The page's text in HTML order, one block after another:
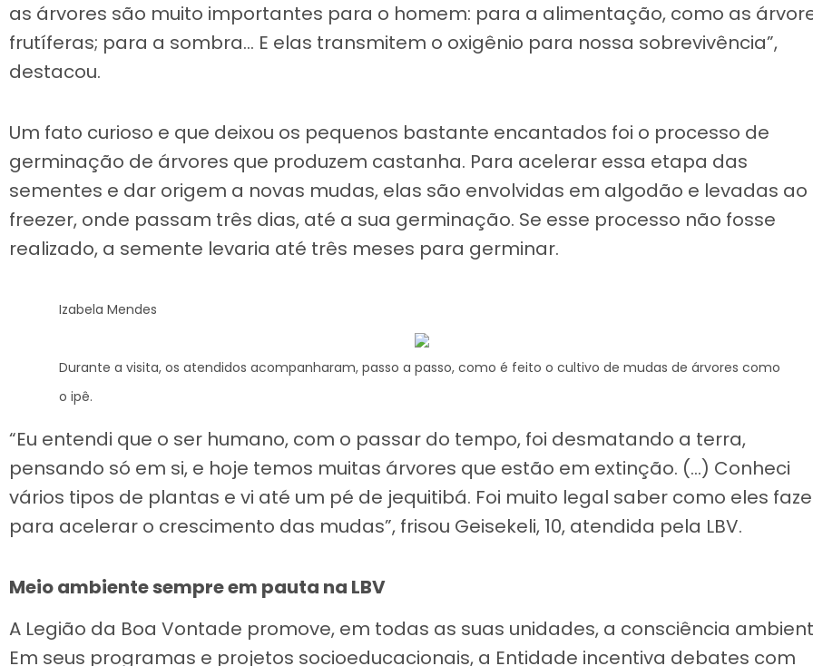
as árvores são muito importantes para o homem: para a alimentação, como as
frutíferas; para a sombra… E elas transmitem o oxigênio para nossa sobrevivência”,
destacou.
Um fato curioso e que deixou os pequenos bastante encantados foi o processo de
germinação de árvores que produzem castanha. Para acelerar essa etapa das
sementes e dar origem a novas mudas, elas são envolvidas em algodão e levadas ao
freezer, onde passam três dias, até a sua germinação. Se esse processo não fosse
realizado, a semente levaria até três meses para germinar.
Izabela Mendes
Durante a visita, os atendidos acompanharam, passo a passo, como é feito o cultivo de mudas de árvores como
o ipê.
“Eu entendi que o ser humano, com o passar do tempo, foi desmatando a terra,
pensando só em si, e hoje temos muitas árvores que estão em extinção. (…) Conheci
vários tipos de plantas e vi até um pé de jequitibá. Foi muito legal saber como eles
para acelerar o crescimento das mudas”, frisou Geisekeli, 10, atendida pela LBV.
Meio ambiente sempre em pauta na LBV
A Legião da Boa Vontade promove, em todas as suas unidades, a consciência
Em seus programas e projetos socioeducacionais, a Entidade incentiva debates com